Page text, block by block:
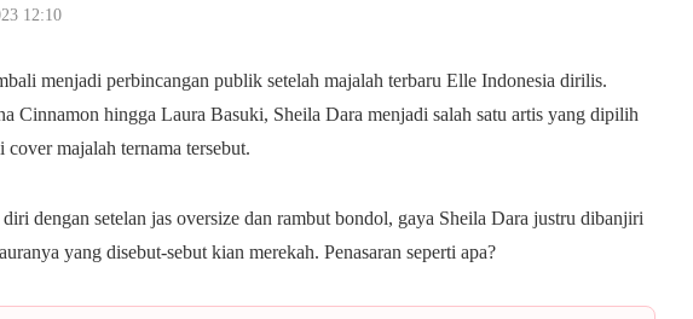
12:10
menjadi perbincangan publik setelah majalah terbaru Elle Indonesia dirilis.
Cinnamon hingga Laura Basuki, Sheila Dara menjadi salah satu artis yang dipilih
majalah ternama tersebut.
dengan setelan jas oversize dan rambut bondol, gaya Sheila Dara justru dibanjiri
yang disebut-sebut kian merekah. Penasaran seperti apa?